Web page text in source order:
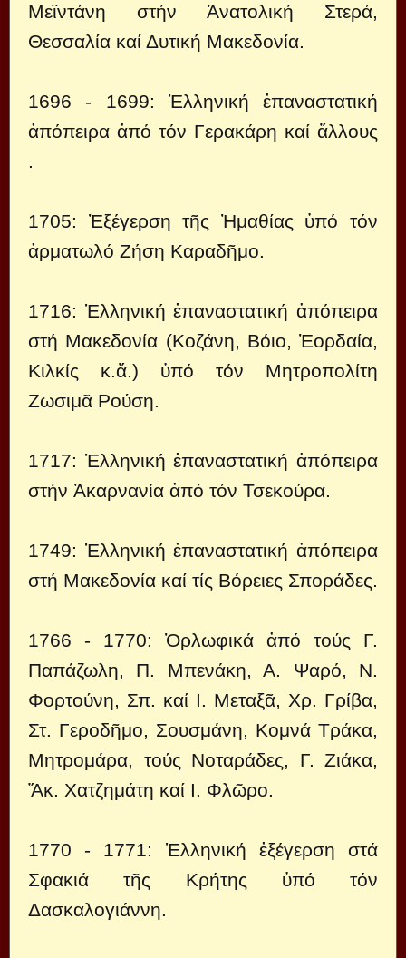
Μεϊντάνη στήν Ἀνατολική Στερά,
Θεσσαλία καί Δυτική Μακεδονία.
1696 - 1699: Ἑλληνική ἐπαναστατική
ἀπόπειρα ἀπό τόν Γερακάρη καί ἄλλους
.
1705: Ἐξέγερση τῆς Ἠμαθίας ὑπό τόν
ἀρματωλό Ζήση Καραδῆμο.
1716: Ἑλληνική ἐπαναστατική ἀπόπειρα
στή Μακεδονία (Κοζάνη, Βόιο, Ἐορδαία,
Κιλκίς κ.ἄ.) ὑπό τόν Mητροπολίτη
Ζωσιμᾶ Ρούση.
1717: Ἑλληνική ἐπαναστατική ἀπόπειρα
στήν Ἀκαρνανία ἀπό τόν Τσεκούρα.
1749: Ἑλληνική ἐπαναστατική ἀπόπειρα
στή Μακεδονία καί τίς Βόρειες Σποράδες.
1766 - 1770: Ὀρλωφικά ἀπό τούς Γ.
Παπάζωλη, Π. Μπενάκη, Α. Ψαρό, Ν.
Φορτούνη, Σπ. καί Ι. Μεταξᾶ, Χρ. Γρίβα,
Στ. Γεροδῆμο, Σουσμάνη, Κομνά Τράκα,
Μητρομάρα, τούς Νοταράδες, Γ. Ζιάκα,
Ἄκ. Χατζημάτη καί Ι. Φλῶρο.
1770 - 1771: Ἑλληνική ἐξέγερση στά
Σφακιά τῆς Κρήτης ὑπό τόν
Δασκαλογιάννη.